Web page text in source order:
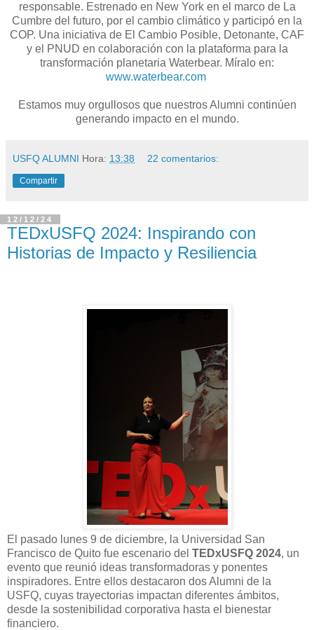
responsable. Estrenado en New York en el marco de La
Cumbre del futuro, por el cambio climático y participó en la
COP. Una iniciativa de El Cambio Posible, Detonante, CAF
y el PNUD en colaboración con la plataforma para la
transformación planetaria Waterbear. Míralo en:
www.waterbear.com
Estamos muy orgullosos que nuestros Alumni continúen
generando impacto en el mundo.
USFQ ALUMNI Hora: 13:38 22 comentarios:
Compartir
12/12/24
TEDxUSFQ 2024: Inspirando con
Historias de Impacto y Resiliencia
El pasado lunes 9 de diciembre, la Universidad San
Francisco de Quito fue escenario del TEDxUSFQ 2024, un
evento que reunió ideas transformadoras y ponentes
inspiradores. Entre ellos destacaron dos Alumni de la
USFQ, cuyas trayectorias impactan diferentes ámbitos,
desde la sostenibilidad corporativa hasta el bienestar
financiero.